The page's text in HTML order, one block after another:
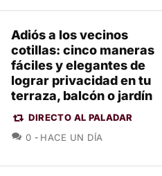
Adiós a los vecinos
cotillas: cinco maneras
fáciles y elegantes de
lograr privacidad en tu
terraza, balcón o jardín
DIRECTO AL PALADAR
0 COMENTARIOS
HACE UN DÍA